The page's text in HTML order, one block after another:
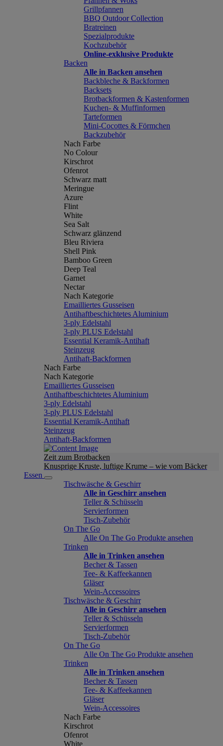
Grillpfannen
BBQ Outdoor Collection
Bratreinen
Spezialprodukte
Kochzubehör
Online-exklusive Produkte
Backen
Alle in Backen ansehen
Backbleche & Backformen
Backsets
Brotbackformen & Kastenformen
Kuchen- & Muffinformen
Tarteformen
Mini-Cocottes & Förmchen
Backzubehör
Nach Farbe
No Colour
Kirschrot
Ofenrot
Schwarz matt
Meringue
Azure
Flint
White
Sea Salt
Schwarz glänzend
Bleu Riviera
Shell Pink
Bamboo Green
Deep Teal
Garnet
Nectar
Nach Kategorie
Emailliertes Gusseisen
Antihaftbeschichtetes Aluminium
3-ply Edelstahl
3-ply PLUS Edelstahl
Essential Keramik-Antihaft
Steinzeug
Antihaft-Backformen
Nach Farbe
Nach Kategorie
Emailliertes Gusseisen
Antihaftbeschichtetes Aluminium
3-ply Edelstahl
3-ply PLUS Edelstahl
Essential Keramik-Antihaft
Steinzeug
Antihaft-Backformen
Zeit zum Brotbacken
Knusprige Kruste, luftige Krume – wie vom Bäcker
Essen
Tischwäsche & Geschirr
Alle in Geschirr ansehen
Teller & Schüsseln
Servierformen
Tisch-Zubehör
On The Go
Alle On The Go Produkte ansehen
Trinken
Alle in Trinken ansehen
Becher & Tassen
Tee- & Kaffeekannen
Gläser
Wein-Accessoires
Tischwäsche & Geschirr
Alle in Geschirr ansehen
Teller & Schüsseln
Servierformen
Tisch-Zubehör
On The Go
Alle On The Go Produkte ansehen
Trinken
Alle in Trinken ansehen
Becher & Tassen
Tee- & Kaffeekannen
Gläser
Wein-Accessoires
Nach Farbe
Kirschrot
Ofenrot
White